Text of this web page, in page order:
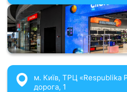
м. Київ, ТРЦ «Respublika
дорога, 1